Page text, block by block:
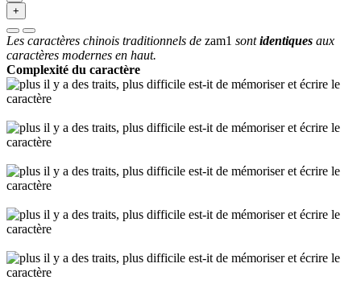
+
Les caractères chinois traditionnels de zam1 sontidentiques aux
caractères modernes en haut.
Complexité du caractère